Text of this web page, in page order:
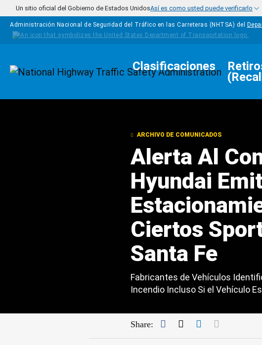
Pasar al contenido principal
Un sitio oficial del Gobierno de Estados UnidosAsí es como usted puede verificarlo
Administración Nacional de Seguridad del Tráfico en las Carreteras (NHTSA) del
Homepage
Clasificaciones
ARCHIVO DE COMUNICADOS
Alerta Al
Hyundai
Ciertos
Santa Fe
Fabricantes de Vehículos
Incendio Incluso Si el Vehículo
Share: Facebook
TwitterLinkedIn